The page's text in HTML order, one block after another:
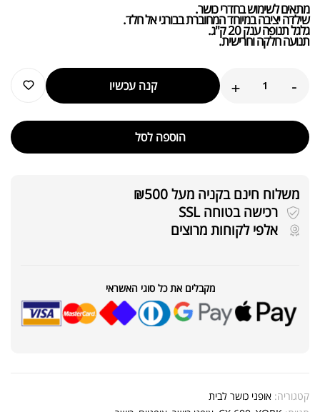
מתאים לשימוש בחדרי כושר.
שילדה יציבה במיוחד המחוברת בבורגי אל חלד.
גלגל תנופה ענק 20 ק"ג.
תנועה חלקה וחרישית.
-
+ קנה עכשיו
הוספה לסל
משלוח חינם בקניה מעל ₪500
רכישה בטוחה SSL
אלפי לקוחות מרוצים
מקבלים את כל סוגי האשראי
קטגוריה: אופני כושר לבית